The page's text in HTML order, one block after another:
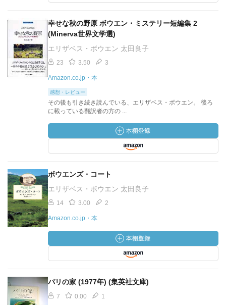
幸せな秋の野原 ボウエン・ミステリー短編集 2
(Minerva世界文学選)
エリザベス・ボウエン 太田良子
23 3.50 3
Amazon.co.jp・本
感想・レビュー
その後も引き続き読んでいる、エリザベス・ボウエン。 後ろ
に載っている翻訳者の方の ...
ボウエンズ・コート
エリザベス・ボウエン 太田良子
14 3.00 2
Amazon.co.jp・本
パリの家 (1977年) (集英社文庫)
7 0.00 1